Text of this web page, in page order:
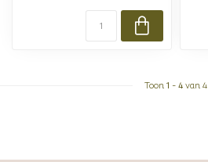
Toon 1 - 4 van 4